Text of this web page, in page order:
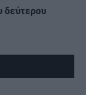
δεύτερου